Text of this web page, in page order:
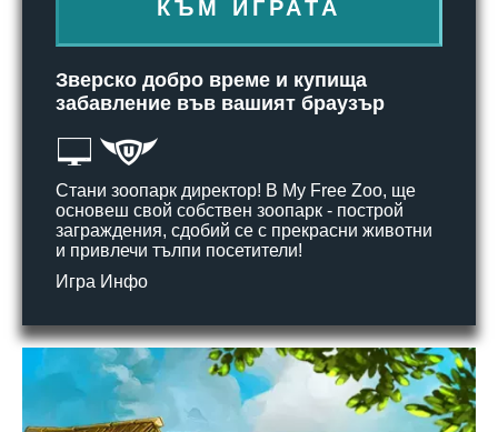
КЪМ ИГРАТА
Зверско добро време и купища
забавление във вашият браузър
Стани зоопарк директор! В My Free Zoo, ще
основеш свой собствен зоопарк - построй
заграждения, сдобий се с прекрасни животни
и привлечи тълпи посетители!
Игра Инфо